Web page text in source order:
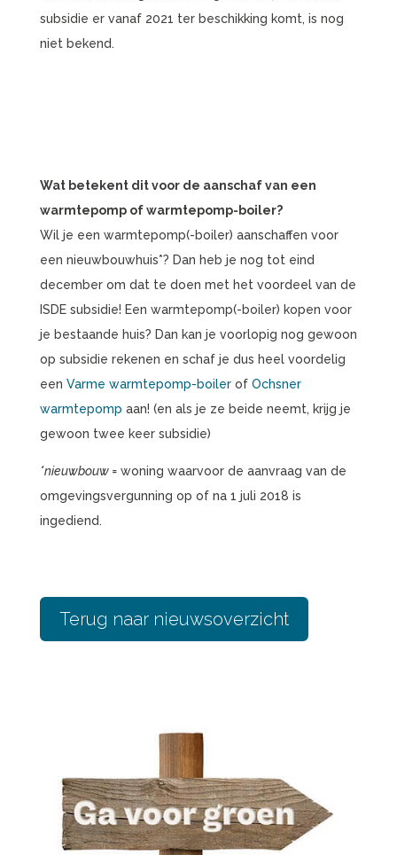
subsidie er vanaf 2021 ter beschikking komt, is nog
niet bekend.
Wat betekent dit voor de aanschaf van een
warmtepomp of warmtepomp-boiler?
Wil je een warmtepomp(-boiler) aanschaffen voor
een nieuwbouwhuis*? Dan heb je nog tot eind
december om dat te doen met het voordeel van de
ISDE subsidie! Een warmtepomp(-boiler) kopen voor
je bestaande huis? Dan kan je voorlopig nog gewoon
op subsidie rekenen en schaf je dus heel voordelig
een Varme warmtepomp-boilerof Ochsner
warmtepomp aan! (en als je ze beide neemt, krijg je
gewoon twee keer subsidie)
*nieuwbouw = woning waarvoor de aanvraag van de
omgevingsvergunning op of na 1 juli 2018 is
ingediend.
Terug naar nieuwsoverzicht